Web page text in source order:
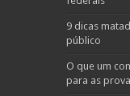
9 dicas
público
O que um
para as